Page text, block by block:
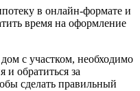
в онлайн-формате и
время на оформление
с участком, необходимо
и обратиться за
сделать правильный